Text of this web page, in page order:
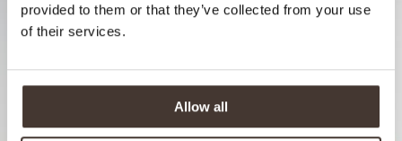
provided to them or that they’ve collected from your use
of their services.
Allow all